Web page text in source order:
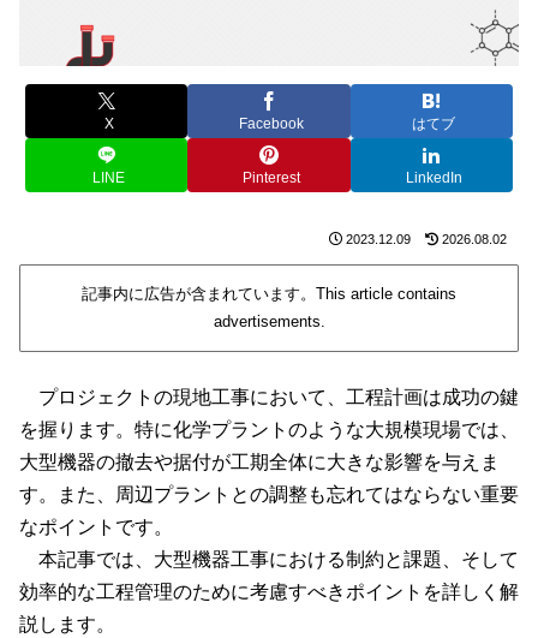
X Facebook はてブ
LINE Pinterest LinkedIn
2023.12.09 2026.08.02
記事内に広告が含まれています。This article contains
advertisements.
プロジェクトの現地工事において、工程計画は成功の鍵
を握ります。特に化学プラントのような大規模現場では、
大型機器の撤去や据付が工期全体に大きな影響を与えま
す。また、周辺プラントとの調整も忘れてはならない重要
なポイントです。
本記事では、大型機器工事における制約と課題、そして
効率的な工程管理のために考慮すべきポイントを詳しく解
説します。